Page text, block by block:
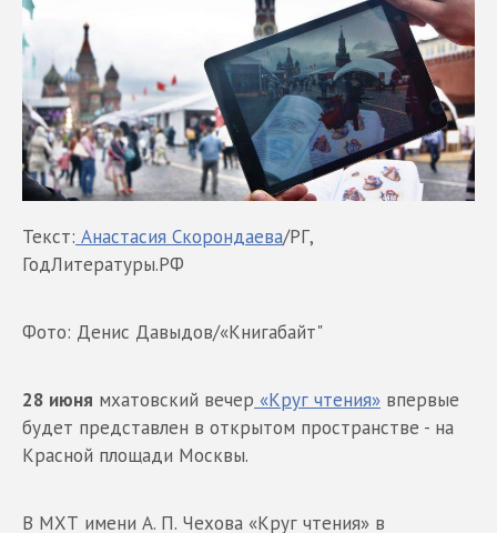
Текст: Анастасия Скорондаева/РГ,
ГодЛитературы.РФ
Фото: Денис Давыдов/«Книгабайт"
28 июня мхатовский вечер «Круг чтения» впервые
будет представлен в открытом пространстве - на
Красной площади Москвы.
В МХТ имени А. П. Чехова «Круг чтения» в